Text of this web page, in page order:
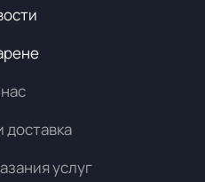
доставка
услуг